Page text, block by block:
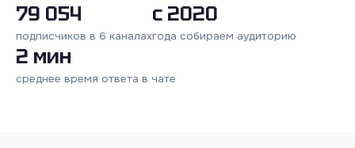
79 054
подписчиков в 6 каналах
с 2020
года собираем аудиторию
2 мин
среднее время ответа в чате